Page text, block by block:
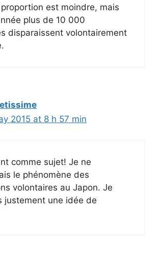
est moindre, mais
plus de 10 000
disparaissent volontairement
2015 at 8 h 57 min
comme sujet! Je ne
le phénomène des
volontaires au Japon. Je
justement une idée de